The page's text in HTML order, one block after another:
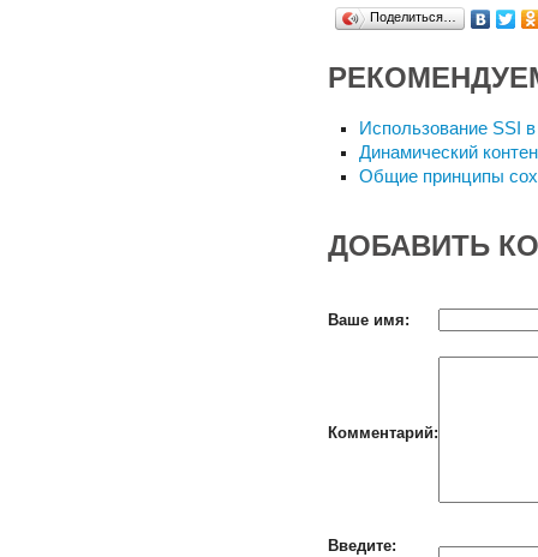
Поделиться…
Использование SSI
Динамический
Общие принципы
ДОБАВИТЬ
Ваше имя:
Комментарий:
Введите: